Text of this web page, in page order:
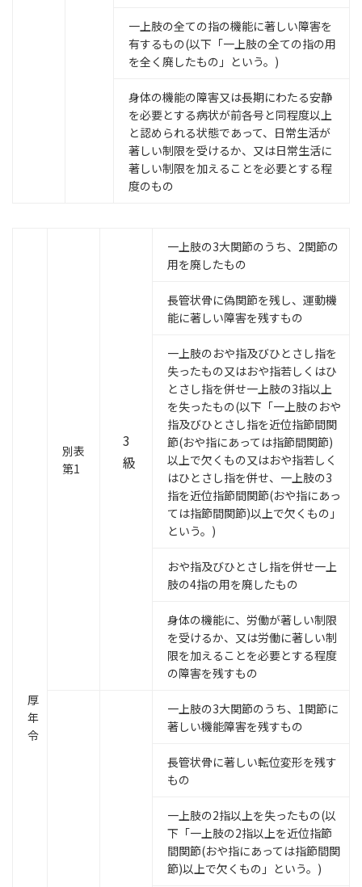
一上肢の全ての指の機能に著しい障害を
有するもの(以下「一上肢の全ての指の用
を全く廃したもの」という。)
身体の機能の障害又は長期にわたる安静
を必要とする病状が前各号と同程度以上
と認められる状態であって、日常生活が
著しい制限を受けるか、又は日常生活に
著しい制限を加えることを必要とする程
度のもの
厚
年
令
別表
第1
3
級
一上肢の3大関節のうち、2関節の
用を廃したもの
長管状骨に偽関節を残し、運動機
能に著しい障害を残すもの
一上肢のおや指及びひとさし指を
失ったもの又はおや指若しくはひ
とさし指を併せ一上肢の3指以上
を失ったもの(以下「一上肢のおや
指及びひとさし指を近位指節間関
節(おや指にあっては指節間関節)
以上で欠くもの又はおや指若しく
はひとさし指を併せ、一上肢の3
指を近位指節間関節(おや指にあっ
ては指節間関節)以上で欠くもの」
という。)
おや指及びひとさし指を併せ一上
肢の4指の用を廃したもの
身体の機能に、労働が著しい制限
を受けるか、又は労働に著しい制
限を加えることを必要とする程度
の障害を残すもの
一上肢の3大関節のうち、1関節に
著しい機能障害を残すもの
長管状骨に著しい転位変形を残す
もの
一上肢の2指以上を失ったもの(以
下「一上肢の2指以上を近位指節
間関節(おや指にあっては指節間関
節)以上で欠くもの」という。)